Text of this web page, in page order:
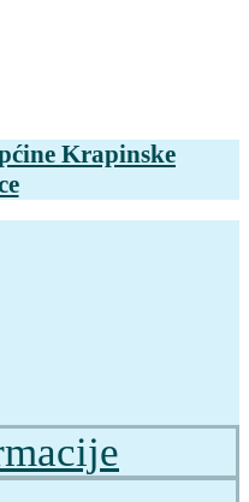
Krapinske